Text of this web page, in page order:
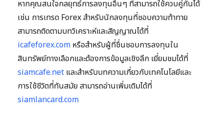
หากคุณสนใจกลยุทธ์การลงทุนอื่นๆ ที่สามารถใช้ควบคู่กันได้
เช่น การเทรด Forex สำหรับนักลงทุนที่ชอบความท้าทาย
สามารถติดตามบทวิเคราะห์และสัญญาณได้ที่
icafeforex.com หรือสำหรับผู้ที่ชื่นชอบการลงทุนใน
สินทรัพย์ทางเลือกและต้องการข้อมูลเชิงลึก เยี่ยมชมได้ที่
siamcafe.net และสำหรับบทความเกี่ยวกับเทคโนโลยีและ
การใช้ชีวิตที่ทันสมัย สามารถอ่านเพิ่มเติมได้ที่
siamlancard.com